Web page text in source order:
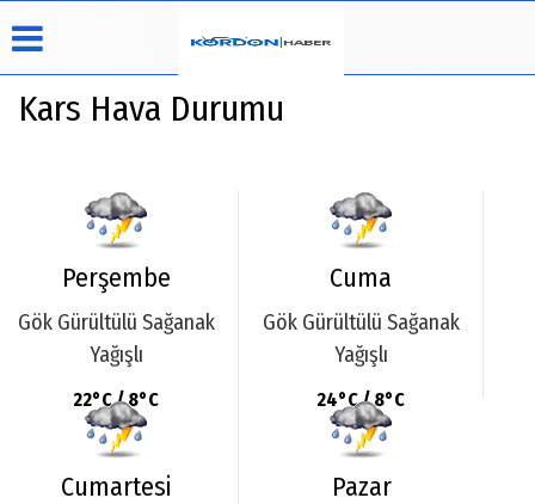
Üye Paneli
Haber
Arşivi
Yazarları
Video
Galeri
Galeri
Gizlilik
İlkeleri
Kars Hava Durumu
Perşembe
Gök Gürültülü Sağanak
Yağışlı
22°C / 8°C
Cuma
Gök Gürültülü Sağanak
Yağışlı
24°C / 8°C
Cumartesi Pazar